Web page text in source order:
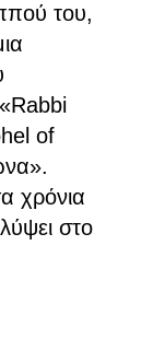
του,
of
χρόνια
στο